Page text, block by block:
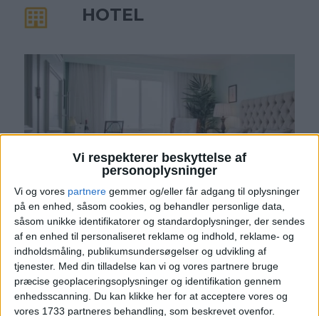
Vi respekterer beskyttelse af
personoplysninger
Vi og vores partnere gemmer og/eller får adgang til oplysninger
på en enhed, såsom cookies, og behandler personlige data,
såsom unikke identifikatorer og standardoplysninger, der sendes
af en enhed til personaliseret reklame og indhold, reklame- og
indholdsmåling, publikumsundersøgelser og udvikling af
tjenester. Med din tilladelse kan vi og vores partnere bruge
præcise geoplaceringsoplysninger og identifikation gennem
enhedsscanning. Du kan klikke her for at acceptere vores og
vores 1733 partneres behandling, som beskrevet ovenfor.
HOTEL
Du bor i et lækkert standardværelse, der er
indrettet i skandinavisk-badehotelsstil, med
pastelfarver og stilrige møbler. Værelserne
ligger med udsigt mod spagården, har